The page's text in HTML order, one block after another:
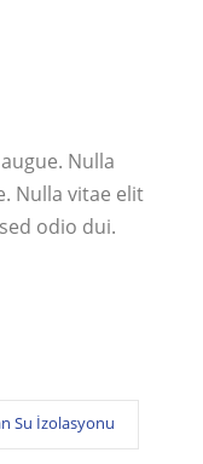
Nulla
Nulla vitae elit
odio dui.
Su İzolasyonu